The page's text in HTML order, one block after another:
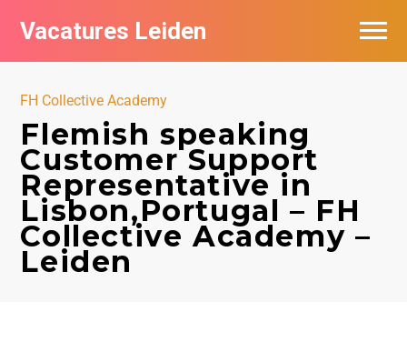
Vacatures Leiden
FH Collective Academy
Flemish speaking
Customer Support
Representative in
Lisbon,Portugal – FH
Collective Academy –
Leiden
Vacatures per bedrijf
De populairste vacatures in Leiden
Nieuwsbrief feed